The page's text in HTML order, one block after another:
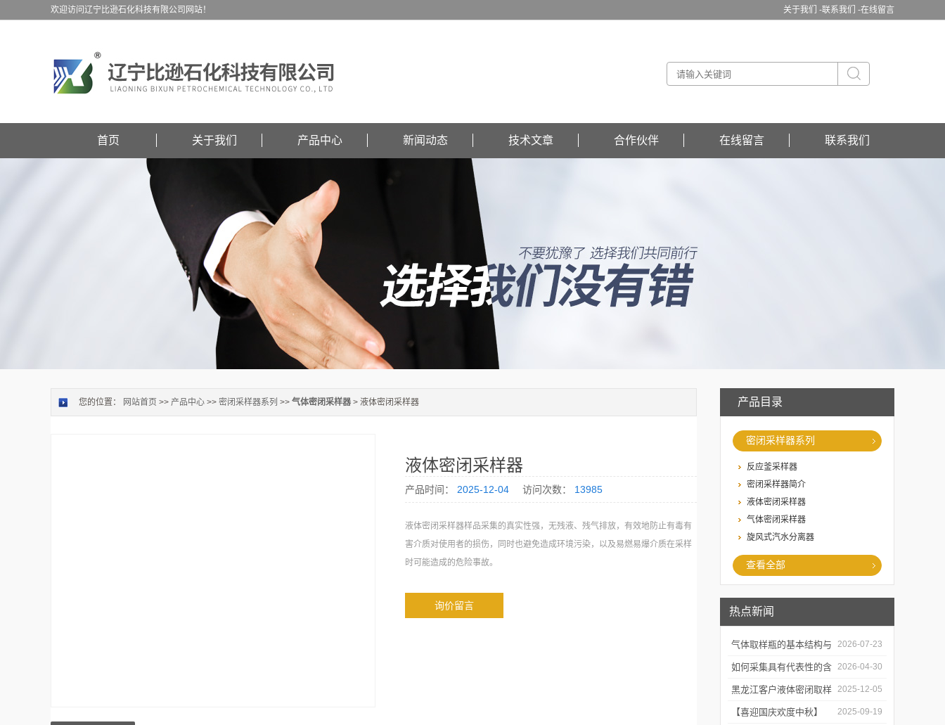
关于我们 -联系我们 -在线留言
欢迎访问辽宁比逊石化科技有限公司网站！
首页 关于我们 产品中心 新闻动态 技术文章 合作伙伴 在线留言 联系我们
产品目录
密闭采样器系列
反应釜采样器
密闭采样器简介
液体密闭采样器
气体密闭采样器
旋风式汽水分离器
查看全部
热点新闻
气体取样瓶的基本结构与
工作逻辑是什么？
2026-07-23
如何采集具有代表性的含
油水样？——石油类采水
器原理与使用
2026-04-30
黑龙江客户液体密闭取样
器项目顺利交付
2025-12-05
【喜迎国庆欢度中秋】 2025-09-19
您的位置： 网站首页 >> 产品中心 >> 密闭采样器系列 >> 气体密闭采样器 > 液体密闭采样器
液体密闭采样器
产品时间： 2025-12-04 访问次数： 13985
液体密闭采样器样品采集的真实性强，无残液、残气排放，有效地防止有毒有
害介质对使用者的损伤，同时也避免造成环境污染，以及易燃易爆介质在采样
时可能造成的危险事故。
询价留言